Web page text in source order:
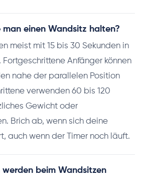
einen Wandsitz halten?
meist mit 15 bis 30 Sekunden in
Fortgeschrittene Anfänger können
nahe der parallelen Position
verwenden 60 bis 120
Gewicht oder
Brich ab, wenn sich deine
auch wenn der Timer noch läuft.
werden beim Wandsitzen